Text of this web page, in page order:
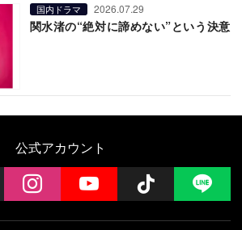
国内ドラマ 2026.07.29
関水渚の“絶対に諦めない”という決意
公式アカウント
instagramYouTube Follow